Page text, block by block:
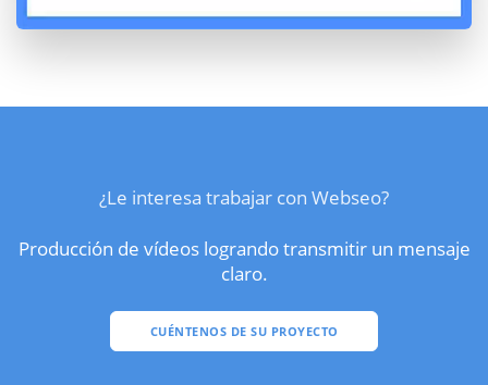
¿Le interesa trabajar con Webseo?
Producción de vídeos logrando transmitir un mensaje
claro.
CUÉNTENOS DE SU PROYECTO